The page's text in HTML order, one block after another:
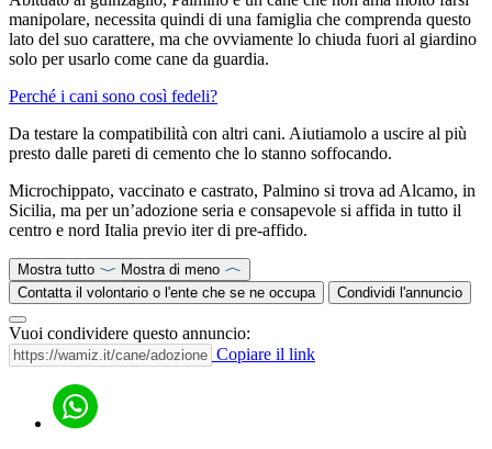
manipolare, necessita quindi di una famiglia che comprenda questo
lato del suo carattere, ma che ovviamente lo chiuda fuori al giardino
solo per usarlo come cane da guardia.
Perché i cani sono così fedeli?
Da testare la compatibilità con altri cani. Aiutiamolo a uscire al più
presto dalle pareti di cemento che lo stanno soffocando.
Microchippato, vaccinato e castrato, Palmino si trova ad Alcamo, in
Sicilia, ma per un’adozione seria e consapevole si affida in tutto il
centro e nord Italia previo iter di pre-affido.
Mostra tutto
Mostra di meno
Contatta il volontario o l'ente che se ne occupa
Condividi l'annuncio
Vuoi condividere questo annuncio:
Copiare il link